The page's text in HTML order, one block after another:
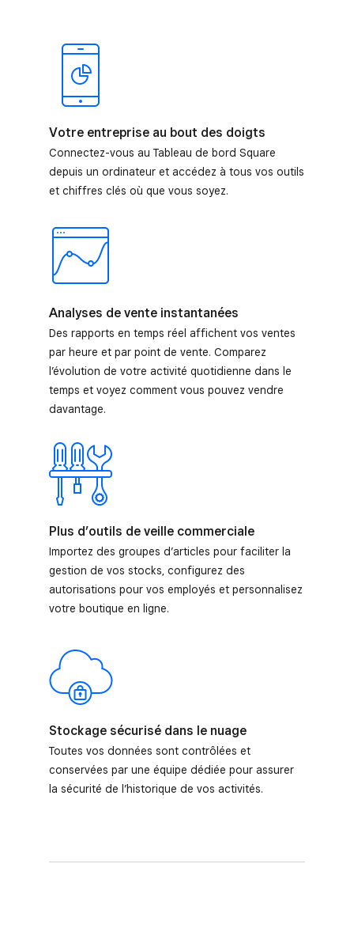
Votre entreprise au bout des doigts
Connectez-vous au Tableau de bord Square
depuis un ordinateur et accédez à tous vos outils
et chiffres clés où que vous soyez.
Analyses de vente instantanées
Des rapports en temps réel affichent vos ventes
par heure et par point de vente. Comparez
l’évolution de votre activité quotidienne dans le
temps et voyez comment vous pouvez vendre
davantage.
Plus d’outils de veille commerciale
Importez des groupes d’articles pour faciliter la
gestion de vos stocks, configurez des
autorisations pour vos employés et personnalisez
votre boutique en ligne.
Stockage sécurisé dans le nuage
Toutes vos données sont contrôlées et
conservées par une équipe dédiée pour assurer
la sécurité de l’historique de vos activités.